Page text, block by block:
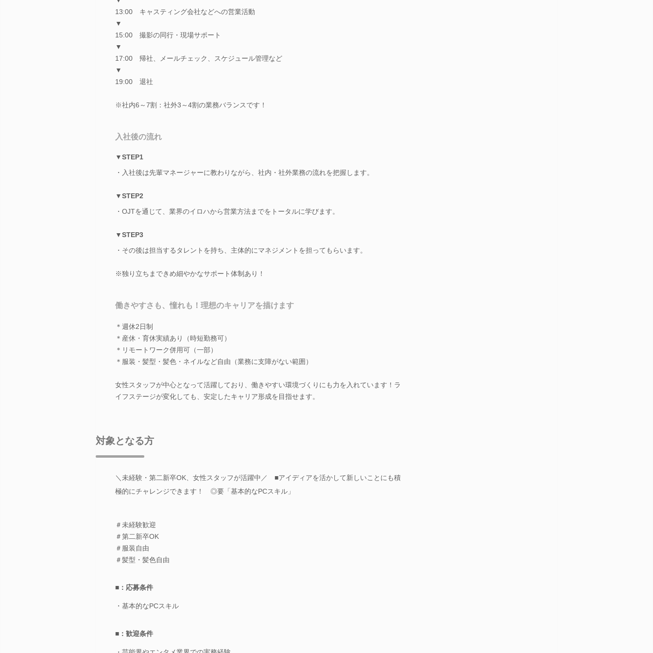
13:00 キャスティング会社などへの営業活動
▼
15:00 撮影の同行・現場サポート
▼
17:00 帰社、メールチェック、スケジュール管理など
▼
19:00 退社
※社内6～7割：社外3～4割の業務バランスです！
入社後の流れ
▼STEP1
・入社後は先輩マネージャーに教わりながら、社内・社外業務の流れを把握します。
▼STEP2
・OJTを通じて、業界のイロハから営業方法までをトータルに学びます。
▼STEP3
・その後は担当するタレントを持ち、主体的にマネジメントを担ってもらいます。
※独り立ちまできめ細やかなサポート体制あり！
働きやすさも、憧れも！理想のキャリアを描けます
＊週休2日制
＊産休・育休実績あり（時短勤務可）
＊リモートワーク併用可（一部）
＊服装・髪型・髪色・ネイルなど自由（業務に支障がない範囲）
女性スタッフが中心となって活躍しており、働きやすい環境づくりにも力を入れています！ラ
イフステージが変化しても、安定したキャリア形成を目指せます。
対象となる方
＼未経験・第二新卒OK、女性スタッフが活躍中／ ■アイディアを活かして新しいことにも積
極的にチャレンジできます！ ◎要「基本的なPCスキル」
＃未経験歓迎
＃第二新卒OK
＃服装自由
＃髪型・髪色自由
■：応募条件
・基本的なPCスキル
■：歓迎条件